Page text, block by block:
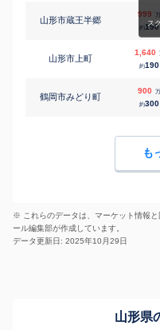
山形市蔵王半郷
999
約190
山形市上町
1,640
約190
鶴岡市みどり町
900
約300
も
※ これらのデータは、マーケット情報と
ール編集部が作成しています。
データ更新日: 2025年10月29日
山形県